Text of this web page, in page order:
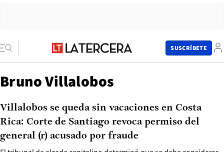
SUSCRÍBETE
Bruno Villalobos
Villalobos se queda sin vacaciones en Costa
Rica: Corte de Santiago revoca permiso del
general (r) acusado por fraude